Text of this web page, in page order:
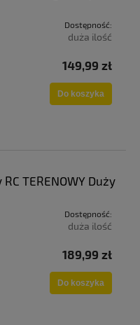
Dostępność:
duża ilość
149,99 zł
Do koszyka
TERENOWY Duży
Dostępność:
duża ilość
189,99 zł
Do koszyka